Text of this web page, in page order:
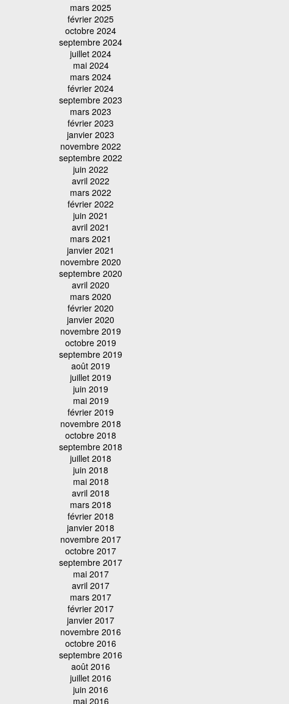
mars 2025
février 2025
octobre 2024
septembre 2024
juillet 2024
mai 2024
mars 2024
février 2024
septembre 2023
mars 2023
février 2023
janvier 2023
novembre 2022
septembre 2022
juin 2022
avril 2022
mars 2022
février 2022
juin 2021
avril 2021
mars 2021
janvier 2021
novembre 2020
septembre 2020
avril 2020
mars 2020
février 2020
janvier 2020
novembre 2019
octobre 2019
septembre 2019
août 2019
juillet 2019
juin 2019
mai 2019
février 2019
novembre 2018
octobre 2018
septembre 2018
juillet 2018
juin 2018
mai 2018
avril 2018
mars 2018
février 2018
janvier 2018
novembre 2017
octobre 2017
septembre 2017
mai 2017
avril 2017
mars 2017
février 2017
janvier 2017
novembre 2016
octobre 2016
septembre 2016
août 2016
juillet 2016
juin 2016
mai 2016